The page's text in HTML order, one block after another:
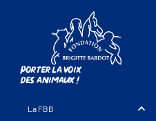
Porter la voix
des animaux !
La FBB